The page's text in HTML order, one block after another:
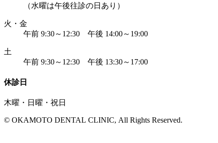
（水曜は午後往診の日あり）
火・金
午前 9:30～12:30 午後 14:00～19:00
土
午前 9:30～12:30 午後 13:30～17:00
休診日
木曜・日曜・祝日
© OKAMOTO DENTAL CLINIC, All Rights Reserved.